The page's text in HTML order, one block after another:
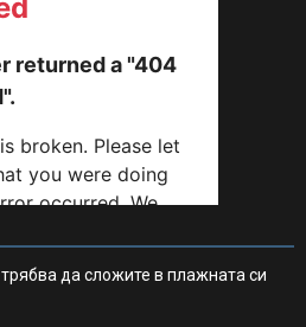
да сложите в плажната си